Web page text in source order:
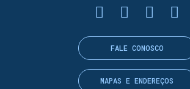
FALE CONOSCO
MAPAS E ENDEREÇOS